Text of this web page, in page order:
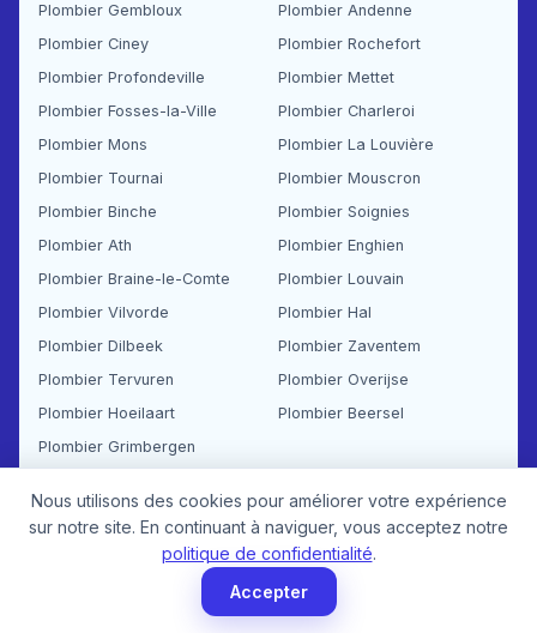
Plombier Gembloux
Plombier Andenne
Plombier Ciney
Plombier Rochefort
Plombier Profondeville
Plombier Mettet
Plombier Fosses-la-Ville
Plombier Charleroi
Plombier Mons
Plombier La Louvière
Plombier Tournai
Plombier Mouscron
Plombier Binche
Plombier Soignies
Plombier Ath
Plombier Enghien
Plombier Braine-le-Comte
Plombier Louvain
Plombier Vilvorde
Plombier Hal
Plombier Dilbeek
Plombier Zaventem
Plombier Tervuren
Plombier Overijse
Plombier Hoeilaart
Plombier Beersel
Plombier Grimbergen
Questions fréquentes — Plomberie Belgique
Combien coûte un débouchage d'urgence à Bruxelles ?
Nous utilisons des cookies pour améliorer votre expérience
sur notre site. En continuant à naviguer, vous acceptez notre
politique de confidentialité
Accepter